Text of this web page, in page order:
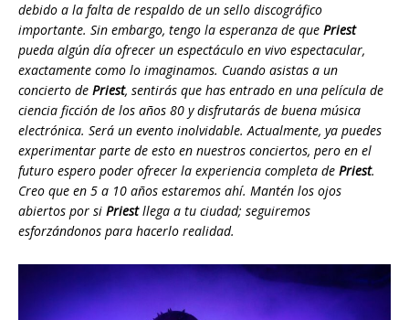
debido a la falta de respaldo de un sello discográfico
importante. Sin embargo, tengo la esperanza de que Priest
pueda algún día ofrecer un espectáculo en vivo espectacular,
exactamente como lo imaginamos. Cuando asistas a un
concierto de Priest, sentirás que has entrado en una película de
ciencia ficción de los años 80 y disfrutarás de buena música
electrónica. Será un evento inolvidable. Actualmente, ya puedes
experimentar parte de esto en nuestros conciertos, pero en el
futuro espero poder ofrecer la experiencia completa de Priest.
Creo que en 5 a 10 años estaremos ahí. Mantén los ojos
abiertos por si Priestllega a tu ciudad; seguiremos
esforzándonos para hacerlo realidad.